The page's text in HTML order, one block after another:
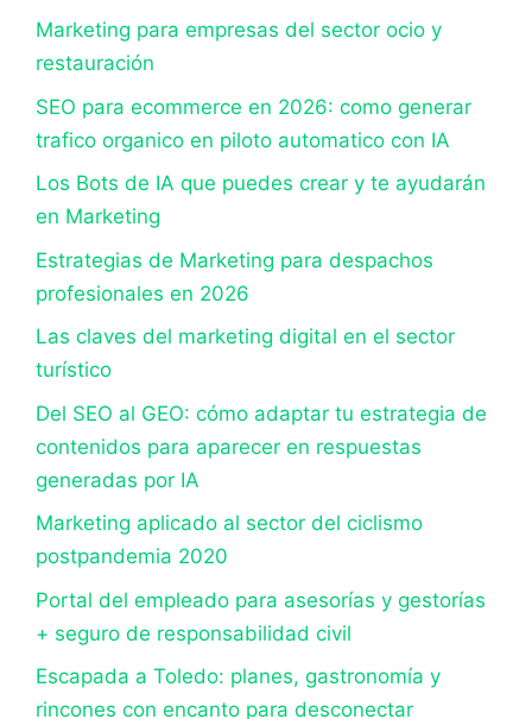
Marketing para empresas del sector ocio y
restauración
SEO para ecommerce en 2026: como generar
trafico organico en piloto automatico con IA
Los Bots de IA que puedes crear y te ayudarán
en Marketing
Estrategias de Marketing para despachos
profesionales en 2026
Las claves del marketing digital en el sector
turístico
Del SEO al GEO: cómo adaptar tu estrategia de
contenidos para aparecer en respuestas
generadas por IA
Marketing aplicado al sector del ciclismo
postpandemia 2020
Portal del empleado para asesorías y gestorías
+ seguro de responsabilidad civil
Escapada a Toledo: planes, gastronomía y
rincones con encanto para desconectar